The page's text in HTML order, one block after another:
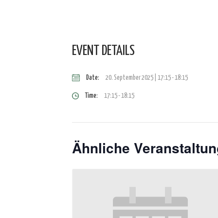
EVENT DETAILS
Date: 20. September 2025 | 17:15-18:15
Time: 17:15 - 18:15
Ähnliche